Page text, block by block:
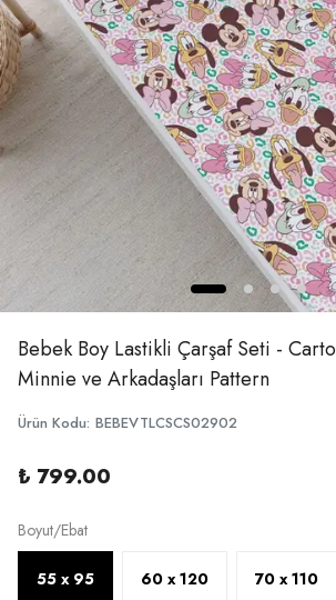
Bebek Boy Lastikli Çarşaf Seti -
Minnie ve Arkadaşları Pattern
Ürün Kodu: BEBEVTLCSCS02902
₺ 799.00
Boyut/Ebat
55 x 95 60 x 120 70 x 110